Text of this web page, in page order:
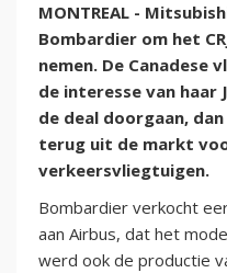
MONTREAL -
Bombardier om het
nemen. De
de interesse van haar
de deal doorgaan,
terug uit de markt
verkeersvliegtuigen.
Bombardier verkocht
aan Airbus, dat het
werd ook de productie